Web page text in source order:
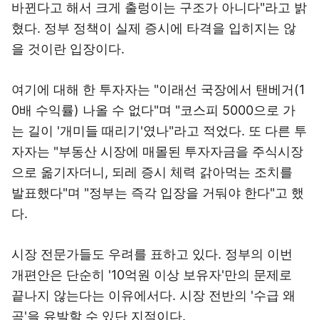
바뀐다고 해서 크게 출렁이는 구조가 아니다"라고 밝
혔다. 정부 정책이 실제 증시에 타격을 입히지는 않
을 것이란 입장이다.
여기에 대해 한 투자자는 "이래선 국장에서 탠베거(1
0배 수익률) 나올 수 없다"며 "코스피 5000으로 가
는 길이 '개미들 때리기'였나"라고 적었다. 또 다른 투
자자는 "부동산 시장에 매몰된 투자자금을 주식시장
으로 옮기자더니, 되레 증시 체력 갉아먹는 조치를
발표했다"며 "정부는 즉각 입장을 거둬야 한다"고 했
다.
시장 전문가들도 우려를 표하고 있다. 정부의 이번
개편안은 단순히 '10억원 이상 보유자'만의 문제로
끝나지 않는다는 이유에서다. 시장 전반의 '수급 왜
곡'을 유발할 수 있단 지적이다.